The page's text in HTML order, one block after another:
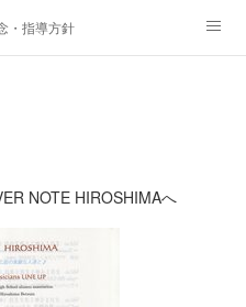
・指導方針
演奏スケジュール
NOTE HIROSHIMAへ